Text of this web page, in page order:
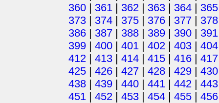
360 | 361 | 362 | 363 | 364 | 365
373 | 374 | 375 | 376 | 377 | 378
386 | 387 | 388 | 389 | 390 | 391
399 | 400 | 401 | 402 | 403 | 404
412 | 413 | 414 | 415 | 416 | 417
425 | 426 | 427 | 428 | 429 | 430
438 | 439 | 440 | 441 | 442 | 443
451 | 452 | 453 | 454 | 455 | 456